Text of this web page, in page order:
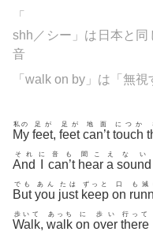
「
shh／シー」は日本と
音
「walk on by」は「無視
My
私の
feet
足が
, feet
足が
can’t
地面
touch
につか
And
それ に
can’t
音も
hear
聞こ
a
え
sound
ない
But
でも
you
あん
just
たは
keep
ずっと
on
口 も減
Walk
歩いて
, walk
あっち
on
に
over
歩い
there
行って